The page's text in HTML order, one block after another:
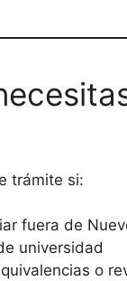
trámite si:
fuera de
universidad
o